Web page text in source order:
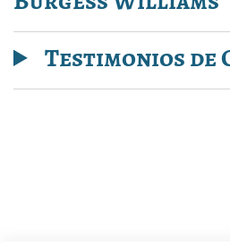
Testimonios de